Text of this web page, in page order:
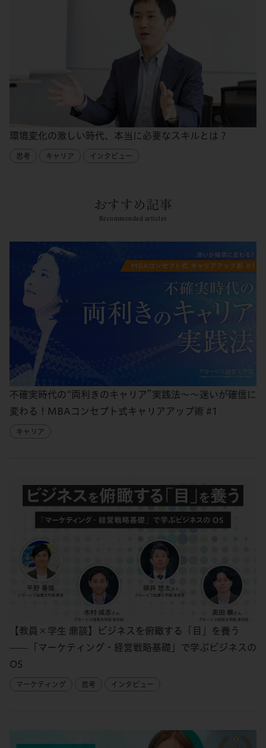
環境変化の激しい時代、本当に必要なスキルとは？
思考 キャリア インタビュー
おすすめ記事
Recommended articles
不確実時代の“両利きのキャリア”実践法～～迷いが確信に
変わる！MBAコンセプト式キャリアアップ術 #1
キャリア
【教員×学生 鼎談】ビジネスを俯瞰する「目」を養う
——「マーケティング・経営戦略基礎」で学ぶビジネスの
OS
マーケティング 思考 インタビュー